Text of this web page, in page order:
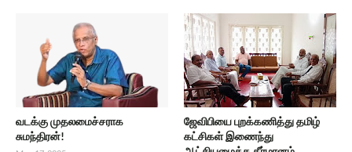
வடக்கு முதலமைச்சராக
சுமந்திரன்!
ஜேவிபியை புறக்கணித்து தமிழ்
கட்சிகள் இணைந்து